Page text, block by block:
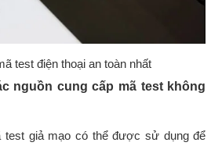
test điện thoại an toàn nhất
nguồn cung cấp mã test không
test giả mạo có thể được sử dụng để